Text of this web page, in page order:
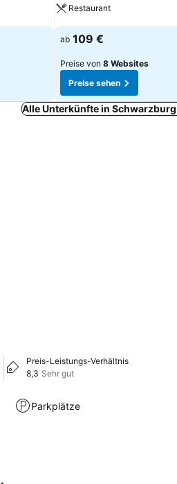
Restaurant
Preise sehen
ab 109 €
Preise von 8 Websites
Preise sehen
Alle Unterkünfte in
Preis-Leistungs-Verhältnis
8,3 Sehr gut
Parkplätze